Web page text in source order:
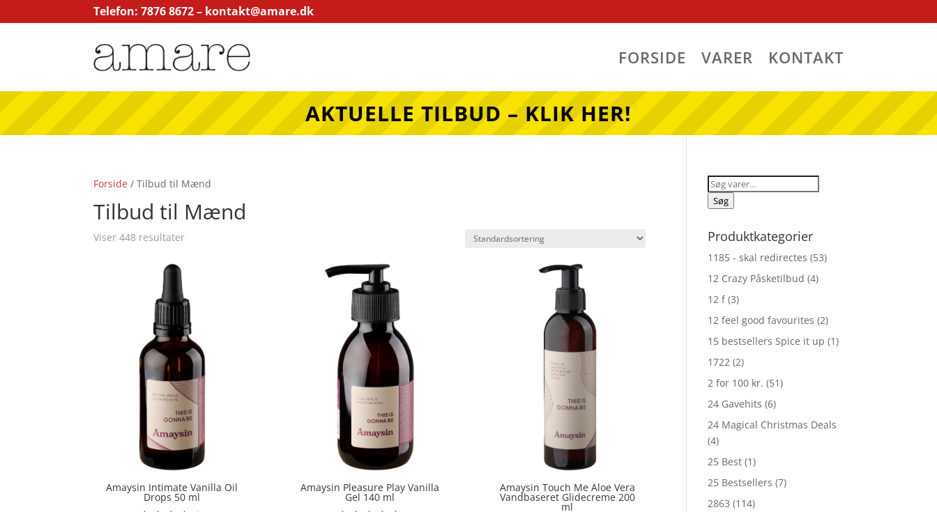
Telefon: 7876 8672 – kontakt@amare.dk
FORSIDE VARER KONTAKT
AKTUELLE TILBUD – KLIK HER!
Forside / Tilbud til Mænd
Tilbud til Mænd
Viser 448 resultater
Amaysin Intimate Vanilla Oil
Drops 50 ml
Amaysin Pleasure Play Vanilla
Gel 140 ml
Amaysin Touch Me Aloe Vera
Vandbaseret Glidecreme 200
ml
Søg
efter:
Søg
Produktkategorier
1185 - skal redirectes (53)
12 Crazy Påsketilbud (4)
12 f (3)
12 feel good favourites (2)
15 bestsellers Spice it up (1)
1722 (2)
2 for 100 kr. (51)
24 Gavehits (6)
24 Magical Christmas Deals
(4)
25 Best (1)
25 Bestsellers (7)
2863 (114)